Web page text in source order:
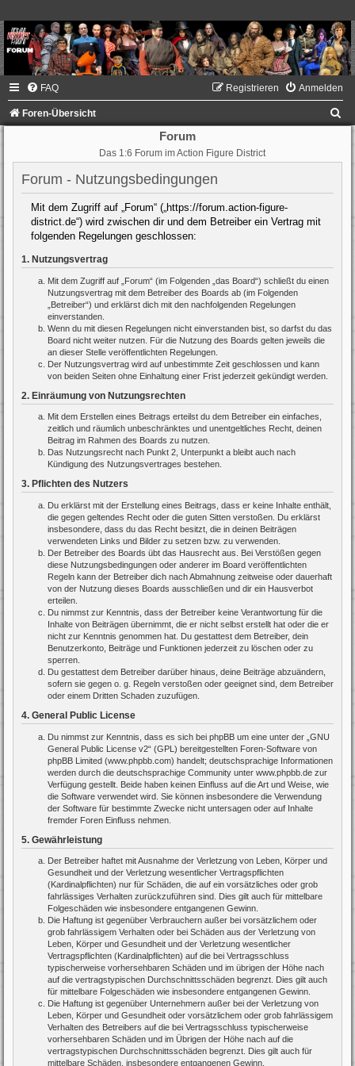
FAQ Anmelden
Registrieren
Foren-Übersicht
Forum
Das 1:6 Forum im Action Figure District
Forum - Nutzungsbedingungen
Mit dem Zugriff auf „Forum“ („https://forum.action-figure-
district.de“) wird zwischen dir und dem Betreiber ein Vertrag mit
folgenden Regelungen geschlossen:
1. Nutzungsvertrag
Mit dem Zugriff auf „Forum“ (im Folgenden „das Board“) schließt du einen
Nutzungsvertrag mit dem Betreiber des Boards ab (im Folgenden
„Betreiber“) und erklärst dich mit den nachfolgenden Regelungen
einverstanden.
Wenn du mit diesen Regelungen nicht einverstanden bist, so darfst du das
Board nicht weiter nutzen. Für die Nutzung des Boards gelten jeweils die
an dieser Stelle veröffentlichten Regelungen.
Der Nutzungsvertrag wird auf unbestimmte Zeit geschlossen und kann
von beiden Seiten ohne Einhaltung einer Frist jederzeit gekündigt werden.
2. Einräumung von Nutzungsrechten
Mit dem Erstellen eines Beitrags erteilst du dem Betreiber ein einfaches,
zeitlich und räumlich unbeschränktes und unentgeltliches Recht, deinen
Beitrag im Rahmen des Boards zu nutzen.
Das Nutzungsrecht nach Punkt 2, Unterpunkt a bleibt auch nach
Kündigung des Nutzungsvertrages bestehen.
3. Pflichten des Nutzers
Du erklärst mit der Erstellung eines Beitrags, dass er keine Inhalte enthält,
die gegen geltendes Recht oder die guten Sitten verstoßen. Du erklärst
insbesondere, dass du das Recht besitzt, die in deinen Beiträgen
verwendeten Links und Bilder zu setzen bzw. zu verwenden.
Der Betreiber des Boards übt das Hausrecht aus. Bei Verstößen gegen
diese Nutzungsbedingungen oder anderer im Board veröffentlichten
Regeln kann der Betreiber dich nach Abmahnung zeitweise oder dauerhaft
von der Nutzung dieses Boards ausschließen und dir ein Hausverbot
erteilen.
Du nimmst zur Kenntnis, dass der Betreiber keine Verantwortung für die
Inhalte von Beiträgen übernimmt, die er nicht selbst erstellt hat oder die er
nicht zur Kenntnis genommen hat. Du gestattest dem Betreiber, dein
Benutzerkonto, Beiträge und Funktionen jederzeit zu löschen oder zu
sperren.
Du gestattest dem Betreiber darüber hinaus, deine Beiträge abzuändern,
sofern sie gegen o. g. Regeln verstoßen oder geeignet sind, dem Betreiber
oder einem Dritten Schaden zuzufügen.
4. General Public License
Du nimmst zur Kenntnis, dass es sich bei phpBB um eine unter der „ GNU
General Public License v2“ (GPL) bereitgestellten Foren-Software von
phpBB Limited (www.phpbb.com) handelt; deutschsprachige Informationen
werden durch die deutschsprachige Community unter www.phpbb.de zur
Verfügung gestellt. Beide haben keinen Einfluss auf die Art und Weise, wie
die Software verwendet wird. Sie können insbesondere die Verwendung
der Software für bestimmte Zwecke nicht untersagen oder auf Inhalte
fremder Foren Einfluss nehmen.
5. Gewährleistung
Der Betreiber haftet mit Ausnahme der Verletzung von Leben, Körper und
Gesundheit und der Verletzung wesentlicher Vertragspflichten
(Kardinalpflichten) nur für Schäden, die auf ein vorsätzliches oder grob
fahrlässiges Verhalten zurückzuführen sind. Dies gilt auch für mittelbare
Folgeschäden wie insbesondere entgangenen Gewinn.
Die Haftung ist gegenüber Verbrauchern außer bei vorsätzlichem oder
grob fahrlässigem Verhalten oder bei Schäden aus der Verletzung von
Leben, Körper und Gesundheit und der Verletzung wesentlicher
Vertragspflichten (Kardinalpflichten) auf die bei Vertragsschluss
typischerweise vorhersehbaren Schäden und im übrigen der Höhe nach
auf die vertragstypischen Durchschnittsschäden begrenzt. Dies gilt auch
für mittelbare Folgeschäden wie insbesondere entgangenen Gewinn.
Die Haftung ist gegenüber Unternehmern außer bei der Verletzung von
Leben, Körper und Gesundheit oder vorsätzlichem oder grob fahrlässigem
Verhalten des Betreibers auf die bei Vertragsschluss typischerweise
vorhersehbaren Schäden und im Übrigen der Höhe nach auf die
vertragstypischen Durchschnittsschäden begrenzt. Dies gilt auch für
mittelbare Schäden, insbesondere entgangenen Gewinn.